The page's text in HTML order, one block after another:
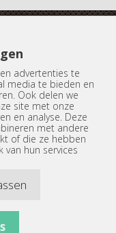
advertenties te
media te bieden en
Ook delen we
site met onze
en analyse. Deze
met andere
of die ze hebben
van hun services